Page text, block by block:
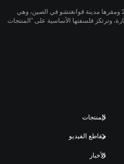
تأسست شركة تيتيانغ في عام 2008 ومقرها مدينة قوانغتشو في الصين، وهي
وترتكز فلسفتها الأساسية على "المنتجات
المنتجات
مقاطع الفيديو
الأخبار